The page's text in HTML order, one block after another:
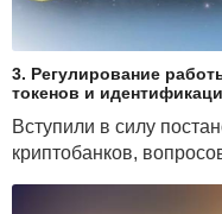
3. Регулирование
токенов и
Вступили в силу
криптобанков,